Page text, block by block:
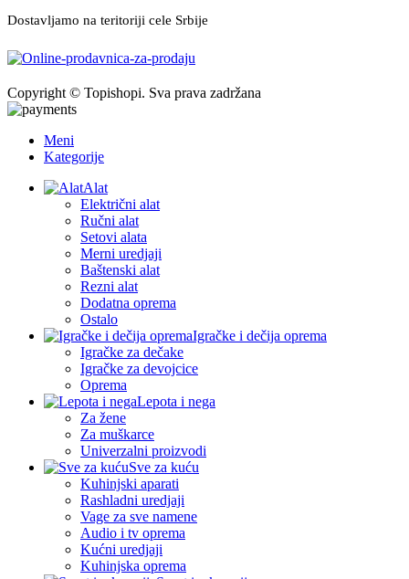
Dostavljamo na teritoriji cele Srbije
Copyright © Topishopi. Sva prava zadržana
Meni
Kategorije
Alat
Električni alat
Ručni alat
Setovi alata
Merni uredjaji
Baštenski alat
Rezni alat
Dodatna oprema
Ostalo
Igračke i dečija oprema
Igračke za dečake
Igračke za devojcice
Oprema
Lepota i nega
Za žene
Za muškarce
Univerzalni proizvodi
Sve za kuću
Kuhinjski aparati
Rashladni uredjaji
Vage za sve namene
Audio i tv oprema
Kućni uredjaji
Kuhinjska oprema